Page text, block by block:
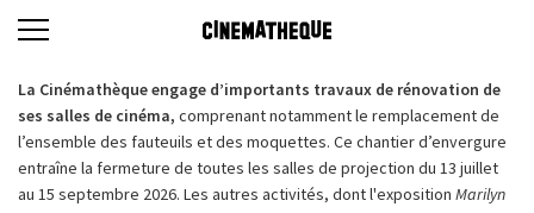
La Cinémathèque engage d’importants travaux de rénovation de
ses salles de cinéma, comprenant notamment le remplacement de
l’ensemble des fauteuils et des moquettes. Ce chantier d’envergure
entraîne la fermeture de toutes les salles de projection du 13 juillet
au 15 septembre 2026. Les autres activités, dont l'exposition Marilyn